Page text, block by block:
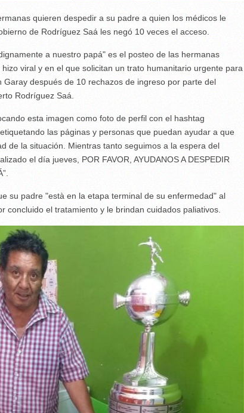
quieren despedir a su padre a quien los médicos le
de Rodríguez Saá les negó 10 veces el acceso.
a nuestro papá" es el posteo de las hermanas
viral y en el que solicitan un trato humanitario urgente para
después de 10 rechazos de ingreso por parte del
Rodríguez Saá.
esta imagen como foto de perfil con el hashtag
las páginas y personas que puedan ayudar a que
de la situación. Mientras tanto seguimos a la espera del
el día jueves, POR FAVOR, AYUDANOS A DESPEDIR
su padre "està en la etapa terminal de su enfermedad" al
concluido el tratamiento y le brindan cuidados paliativos.